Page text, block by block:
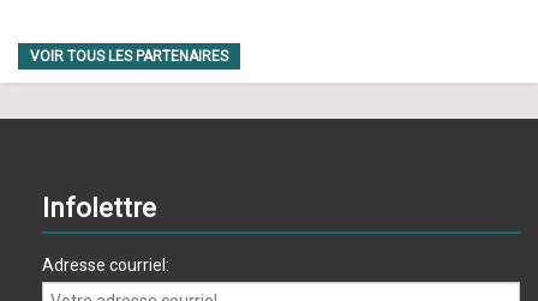
VOIR TOUS LES PARTENAIRES
Infolettre
Adresse courriel: